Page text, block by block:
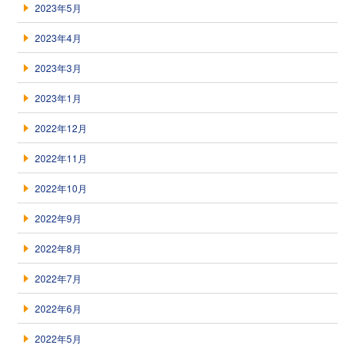
2023年5月
2023年4月
2023年3月
2023年1月
2022年12月
2022年11月
2022年10月
2022年9月
2022年8月
2022年7月
2022年6月
2022年5月